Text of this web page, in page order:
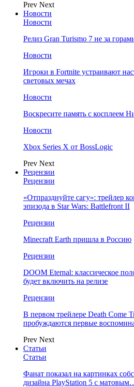
Prev Next
Новости
Новости
Релиз Gran Turismo 7 не за
Новости
Игроки в Fortnite устраивают
световых мечах
Новости
Воскресите память с косплеем
Новости
Xbox Series X от BossLogic
Prev Next
Рецензии
Рецензии
«Отпразднуйте сагу»: трейлер
эпизода в Star Wars: Battlefront II
Рецензии
Minecraft Earth пришла в Россию
Рецензии
DOOM Eternal: классическое
будет включить на релизе
Рецензии
В первом трейлере Death Come
пробуждаются первые
Prev Next
Статьи
Статьи
Фанат показал на картинках
дизайна PlayStation 5 с